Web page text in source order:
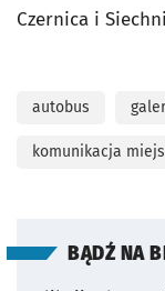
Czernica i
autobus
komunikacja
BĄDŹ NA